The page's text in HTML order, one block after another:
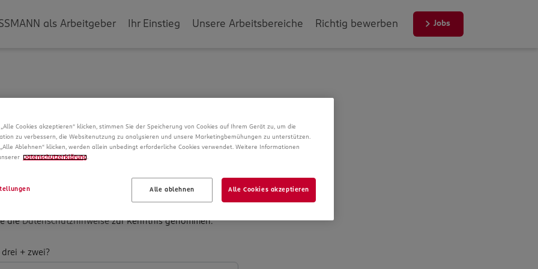
als Arbeitgeber Ihr Einstieg Unsere Arbeitsbereiche Richtig bewerben Jobs
wir Daten von Ihnen. In unseren
die Datenspeicherung und Ihre Rechte, bevor Sie mit
dieDatenschutzhinweisezur Kenntnis genommen.
+ zwei?
Cookies akzeptieren“ klicken, stimmen Sie der Speicherung von Cookies auf Ihrem Gerät zu, um die
zu verbessern, die Websitenutzung zu analysieren und unsere Marketingbemühungen zu unterstützen.
Ablehnen“ klicken, werden allein unbedingt erforderliche Cookies verwendet. Weitere Informationen
Datenschutzerklärung.
Alle ablehnen Alle Cookies akzeptieren